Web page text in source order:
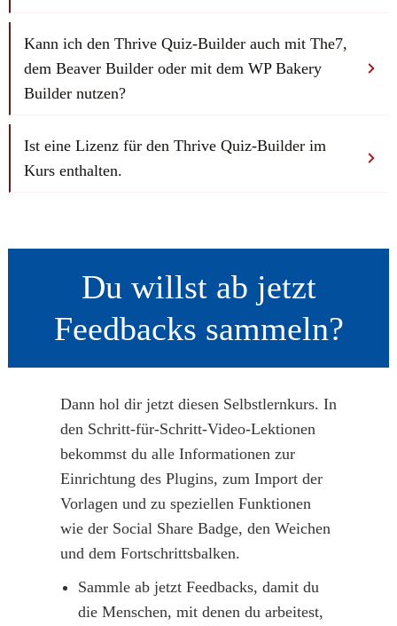
Kann ich den Thrive Quiz-Builder auch mit The7,
dem Beaver Builder oder mit dem WP Bakery
Builder nutzen?
Ist eine Lizenz für den Thrive Quiz-Builder im
Kurs enthalten.
Du willst ab jetzt
Feedbacks sammeln?
Dann hol dir jetzt diesen Selbstlernkurs. In
den Schritt-für-Schritt-Video-Lektionen
bekommst du alle Informationen zur
Einrichtung des Plugins, zum Import der
Vorlagen und zu speziellen Funktionen
wie der Social Share Badge, den Weichen
und dem Fortschrittsbalken.
Sammle ab jetzt Feedbacks, damit du
die Menschen, mit denen du arbeitest,